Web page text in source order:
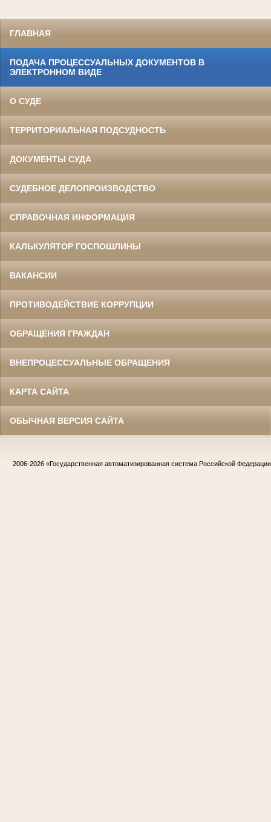
ГЛАВНАЯ
ПОДАЧА ПРОЦЕССУАЛЬНЫХ ДОКУМЕНТОВ В
ЭЛЕКТРОННОМ ВИДЕ
О СУДЕ
ТЕРРИТОРИАЛЬНАЯ ПОДСУДНОСТЬ
ДОКУМЕНТЫ СУДА
СУДЕБНОЕ ДЕЛОПРОИЗВОДСТВО
СПРАВОЧНАЯ ИНФОРМАЦИЯ
КАЛЬКУЛЯТОР ГОСПОШЛИНЫ
ВАКАНСИИ
ПРОТИВОДЕЙСТВИЕ КОРРУПЦИИ
ОБРАЩЕНИЯ ГРАЖДАН
ВНЕПРОЦЕССУАЛЬНЫЕ ОБРАЩЕНИЯ
КАРТА САЙТА
ОБЫЧНАЯ ВЕРСИЯ САЙТА
2006-2026 «Государственная автоматизированная система Российской